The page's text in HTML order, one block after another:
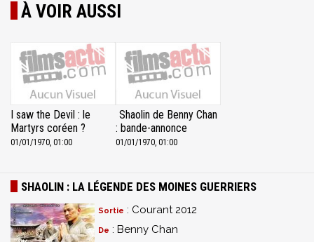
À VOIR AUSSI
I saw the Devil : le
Martyrs coréen ?
01/01/1970, 01:00
Shaolin de Benny Chan
: bande-annonce
01/01/1970, 01:00
SHAOLIN : LA LÉGENDE DES MOINES GUERRIERS
Sortie : Courant 2012
De : Benny Chan